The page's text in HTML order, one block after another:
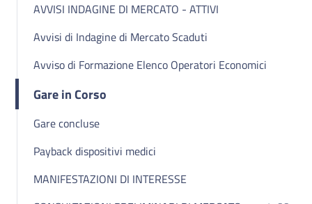
AVVISI INDAGINE DI MERCATO - ATTIVI
Avvisi di Indagine di Mercato Scaduti
Avviso di Formazione Elenco Operatori Economici
Gare in Corso
Gare concluse
Payback dispositivi medici
MANIFESTAZIONI DI INTERESSE